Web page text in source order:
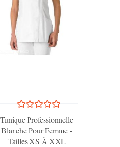
Tunique Professionnelle
Blanche Pour Femme -
Tailles XS À XXL